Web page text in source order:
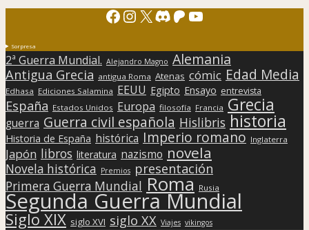
Facebook
Instagram
X Discord
Patreon
YouTube
Sorpresa
2ª Guerra Mundial. Alejandro Magno Alemania
Antigua Grecia antigua Roma Atenas cómic Edad Media
Edhasa Ediciones Salamina EEUU Egipto Ensayo entrevista
España Estados Unidos Europa filosofía Francia Grecia
guerra Guerra civil española Hislibris historia
Historia de España histórica Imperio romano Inglaterra
Japón libros literatura nazismo novela
Novela histórica Premios presentación
Primera Guerra Mundial Roma Rusia
Segunda Guerra Mundial
Siglo XIX siglo XVI siglo XX Viajes vikingos